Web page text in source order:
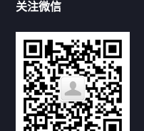
新闻资讯
工作动态
会议活动
关注微信